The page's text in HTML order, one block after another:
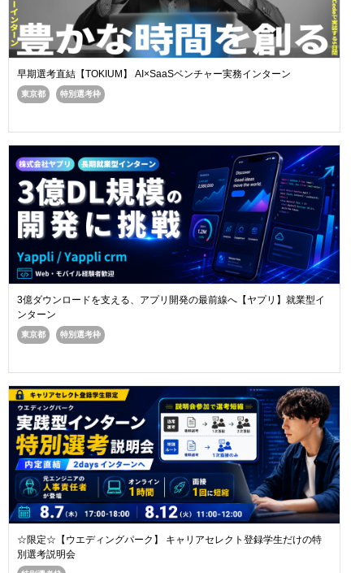
早期選考直結【TOKIUM】 AI×SaaSベンチャー実務インターン
東京都 特別選考枠
3億ダウンロードを支える、アプリ開発の最前線へ【ヤプリ】就業型イ
ンターン
東京都 特別選考枠
☆限定☆【ウエディングパーク】 キャリアセレクト登録学生だけの特
別選考説明会